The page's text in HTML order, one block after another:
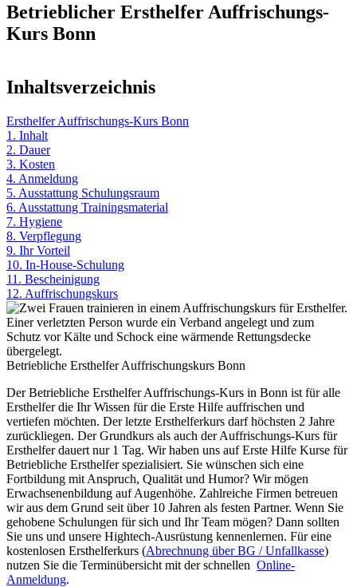
Betrieblicher Ersthelfer Auffrischungs-
Kurs Bonn
Inhaltsverzeichnis
Ersthelfer Auffrischungs-Kurs Bonn
1. Inhalt
2. Dauer
3. Kosten
4. Anmeldung
5. Ausstattung Schulungsraum
6. Ausstattung Trainingsmaterial
7. Hygiene
8. Verpflegung
9. Ihr Vorteil
10. In-House-Schulung
11. Bescheinigung
12. Auffrischungskurs
Betriebliche Ersthelfer Auffrischungskurs Bonn
Der Betriebliche Ersthelfer Auffrischungs-Kurs in Bonn ist für alle
Ersthelfer die Ihr Wissen für die Erste Hilfe auffrischen und
vertiefen möchten. Der letzte Ersthelferkurs darf höchsten 2 Jahre
zurückliegen. Der Grundkurs als auch der Auffrischungs-Kurs für
Ersthelfer dauert nur 1 Tag. Wir haben uns auf Erste Hilfe Kurse für
Betriebliche Ersthelfer spezialisiert. Sie wünschen sich eine
Fortbildung mit Anspruch, Qualität und Humor? Wir mögen
Erwachsenenbildung auf Augenhöhe. Zahlreiche Firmen betreuen
wir aus dem Grund seit über 10 Jahren als festen Partner. Wenn Sie
gehobene Schulungen für sich und Ihr Team mögen? Dann sollten
Sie uns und unsere Hightech-Ausrüstung kennenlernen. Für eine
kostenlosen Ersthelferkurs (Abrechnung über BG / Unfallkasse)
nutzen Sie die Terminübersicht mit der schnellen Online-
Anmeldung.